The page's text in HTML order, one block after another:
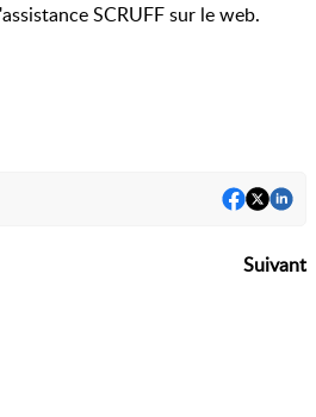
SCRUFF sur le web.
Suivant